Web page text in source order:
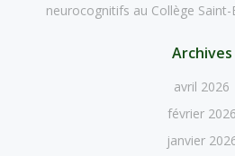
neurocognitifs au Collège
Archives
avril 2026
février 2026
janvier